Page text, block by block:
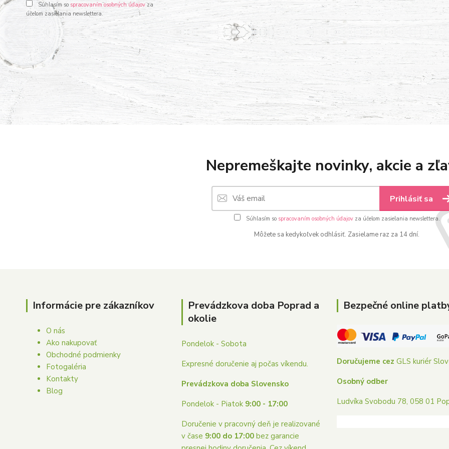
Súhlasím so spracovaním osobných údajovza
účelom zasielania newslettera.
Nepremeškajte novinky, akcie a
Prihlásiť sa
Súhlasím so spracovaním osobných údajovza účelom zasielania newslettera.
Môžete sa kedykoľvek odhlásiť. Zasielame raz za 14 dní.
Informácie pre zákazníkov
O nás
Ako nakupovať
Obchodné podmienky
Fotogaléria
Kontakty
Blog
Prevádzkova doba Poprad a
okolie
Pondelok - Sobota
Expresné doručenie aj počas víkendu.
Prevádzkova doba Slovensko
Pondelok - Piatok 9:00 - 17:00
Doručenie v pracovný deň je realizované
v čase 9:00 do 17:00 bez garancie
Bezpečné online
Doručujeme cez GLS kuriér
Osobný odber
Ludvíka Svobodu 78, 058 01